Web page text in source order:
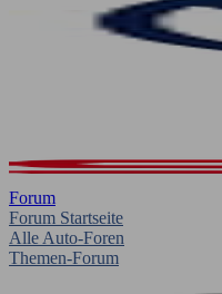
Forum
Forum Startseite
Alle Auto-Foren
Themen-Forum